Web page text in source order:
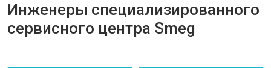
Инженеры специализированного
сервисного центра Smeg